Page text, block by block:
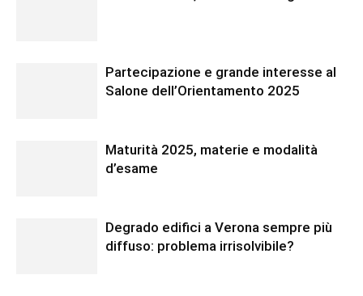
Partecipazione e grande interesse al
Salone dell’Orientamento 2025
Maturità 2025, materie e modalità
d’esame
Degrado edifici a Verona sempre più
diffuso: problema irrisolvibile?